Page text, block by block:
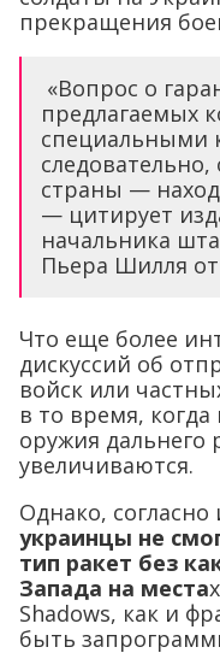
прекращения
«Вопрос о
предлагаемых
специальными
страны —
— цитирует
начальника
Пьера Шилля
Что еще более
дискуссий об
войск или
в то время, когда
оружия дальнего
увеличиваются.
Однако,
украинцы не
тип ракет без
Запада на места
Shadows, как и
быть